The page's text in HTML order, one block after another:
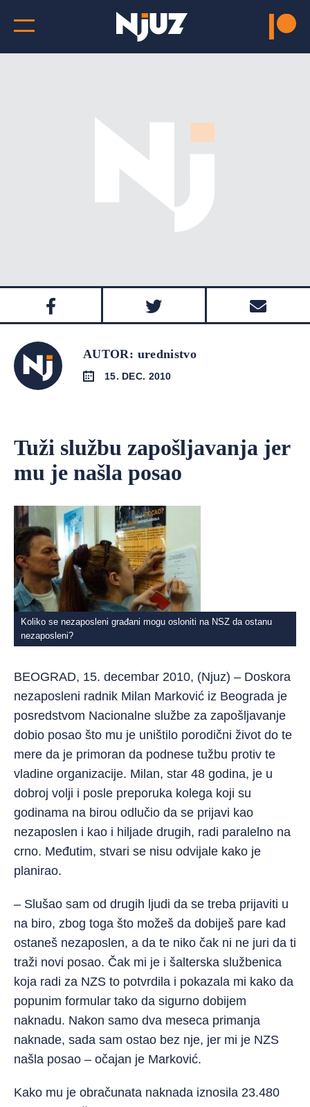
AUTOR: urednistvo
15. DEC. 2010
Tuži službu zapošljavanja jer
mu je našla posao
Koliko se nezaposleni građani mogu osloniti na NSZ da ostanu
nezaposleni?
BEOGRAD, 15. decembar 2010, (Njuz) – Doskora
nezaposleni radnik Milan Marković iz Beograda je
posredstvom Nacionalne službe za zapošljavanje
dobio posao što mu je uništilo porodični život do te
mere da je primoran da podnese tužbu protiv te
vladine organizacije. Milan, star 48 godina, je u
dobroj volji i posle preporuka kolega koji su
godinama na birou odlučio da se prijavi kao
nezaposlen i kao i hiljade drugih, radi paralelno na
crno. Međutim, stvari se nisu odvijale kako je
planirao.
– Slušao sam od drugih ljudi da se treba prijaviti u
na biro, zbog toga što možeš da dobiješ pare kad
ostaneš nezaposlen, a da te niko čak ni ne juri da ti
traži novi posao. Čak mi je i šalterska službenica
koja radi za NZS to potvrdila i pokazala mi kako da
popunim formular tako da sigurno dobijem
naknadu. Nakon samo dva meseca primanja
naknade, sada sam ostao bez nje, jer mi je NZS
našla posao – očajan je Marković.
Kako mu je obračunata naknada iznosila 23.480